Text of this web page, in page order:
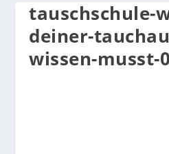
tauschschule-
deiner-
wissen-musst-